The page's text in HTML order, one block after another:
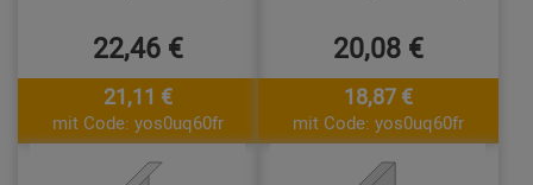
22,46 €
21,11 €
mit Code: yos0uq60fr
20,08 €
18,87 €
mit Code: yos0uq60fr